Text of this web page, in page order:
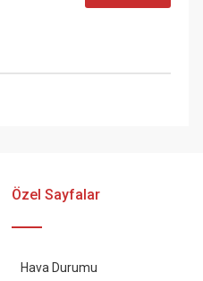
Özel Sayfalar
Hava Durumu